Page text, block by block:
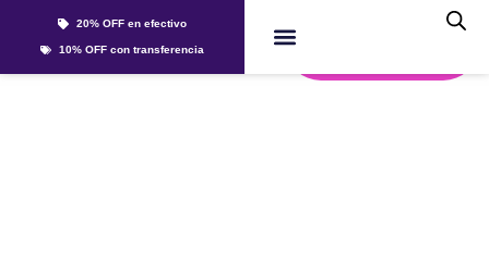
20% OFF en efectivo
10% OFF con transferencia